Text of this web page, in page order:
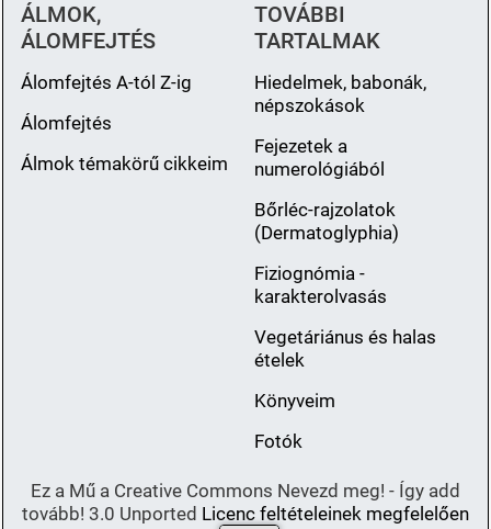
ÁLMOK,
ÁLOMFEJTÉS
Álomfejtés A-tól Z-ig
Álomfejtés
Álmok témakörű cikkeim
TOVÁBBI
TARTALMAK
Hiedelmek, babonák,
népszokások
Fejezetek a
numerológiából
Bőrléc-rajzolatok
(Dermatoglyphia)
Fiziognómia -
karakterolvasás
Vegetáriánus és halas
ételek
Könyveim
Fotók
Ez a Mű a Creative Commons Nevezd meg! - Így add
tovább! 3.0 Unported Licenc feltételeinek megfelelően